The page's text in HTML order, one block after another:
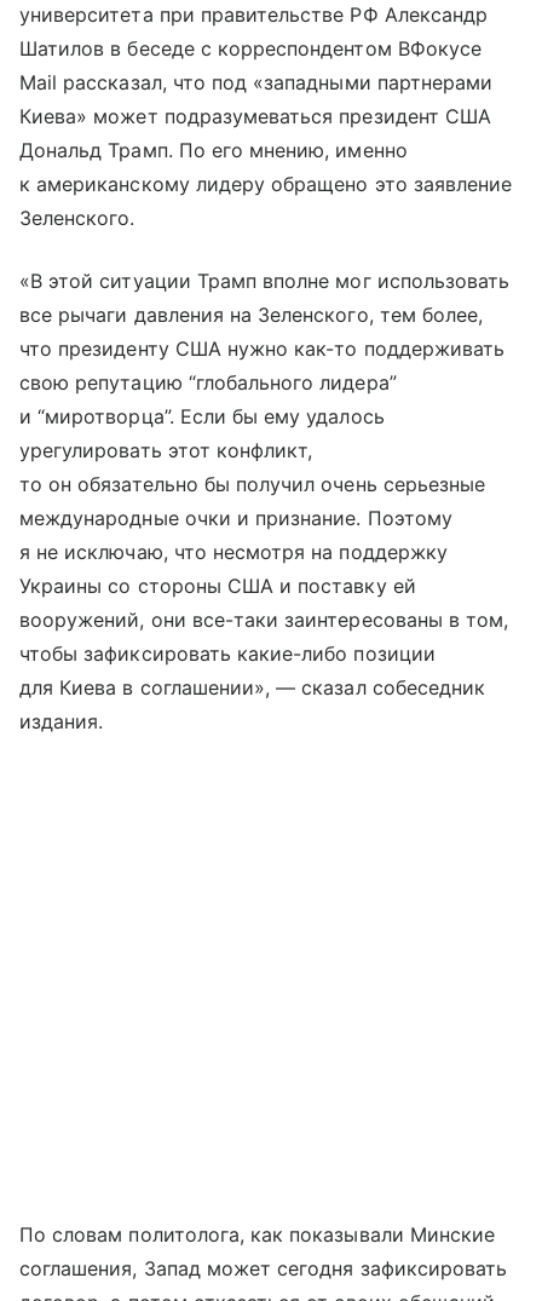
университета при правительстве РФ Александр
Шатилов в беседе с корреспондентом ВФокусе
Mail рассказал, что под «западными партнерами
Киева» может подразумеваться президент США
Дональд Трамп. По его мнению, именно
к американскому лидеру обращено это заявление
Зеленского.
«В этой ситуации Трамп вполне мог использовать
все рычаги давления на Зеленского, тем более,
что президенту США нужно как-то поддерживать
свою репутацию “глобального лидера”
и “миротворца”. Если бы ему удалось
урегулировать этот конфликт,
то он обязательно бы получил очень серьезные
международные очки и признание. Поэтому
я не исключаю, что несмотря на поддержку
Украины со стороны США и поставку ей
вооружений, они все-таки заинтересованы в том,
чтобы зафиксировать какие-либо позиции
для Киева в соглашении», — сказал собеседник
издания.
По словам политолога, как показывали Минские
соглашения, Запад может сегодня зафиксировать